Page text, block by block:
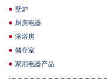
壁炉
厨房电器
淋浴房
储存室
家用电器产品